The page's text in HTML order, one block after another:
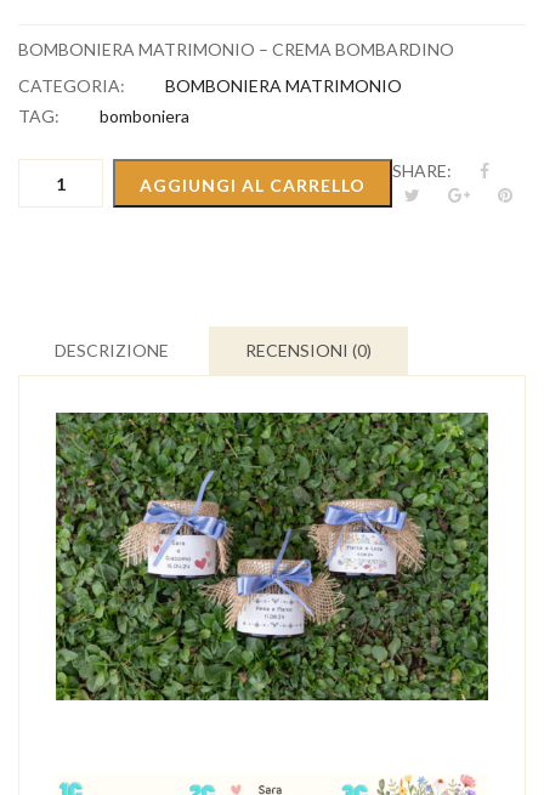
BOMBONIERA MATRIMONIO – CREMA BOMBARDINO
CATEGORIA:
BOMBONIERA MATRIMONIO
TAG:
bomboniera
MATRIMONIO
AGGIUNGI AL CARRELLO
SHARE:
DESCRIZIONE RECENSIONI (0)